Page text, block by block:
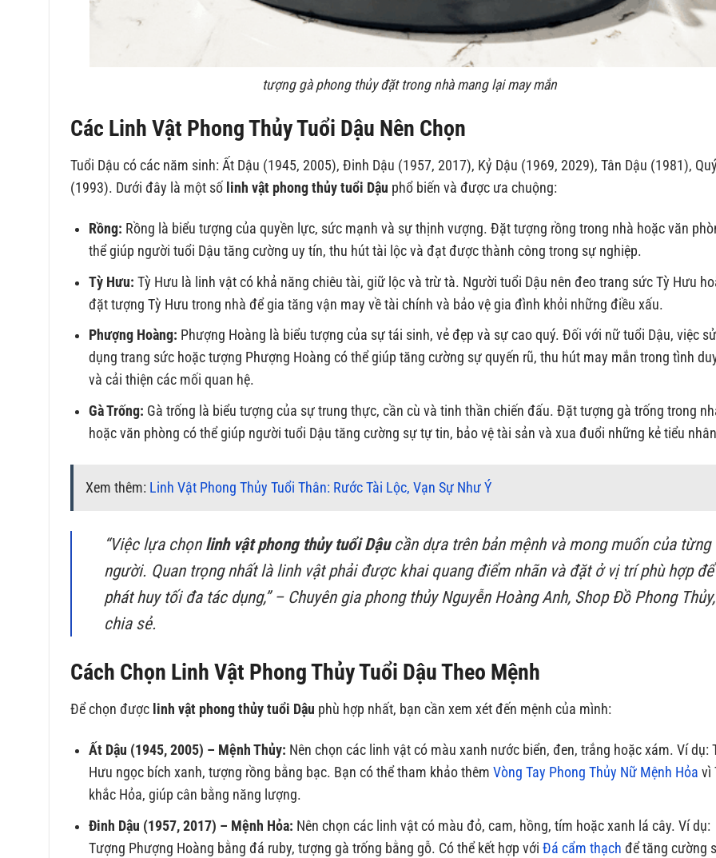
tượng gà phong thủy đặt trong nhà mang lại may mắn
Các Linh Vật Phong Thủy Tuổi Dậu Nên Chọn
Tuổi Dậu có các năm sinh: Ất Dậu (1945, 2005), Đinh Dậu (1957, 2017), Kỷ Dậu (1969, 2029), Tân Dậu (1981),
(1993). Dưới đây là một số linh vật phong thủy tuổi Dậu phổ biến và được ưa chuộng:
Rồng: Rồng là biểu tượng của quyền lực, sức mạnh và sự thịnh vượng. Đặt tượng rồng trong nhà hoặc văn
thể giúp người tuổi Dậu tăng cường uy tín, thu hút tài lộc và đạt được thành công trong sự nghiệp.
Tỳ Hưu: Tỳ Hưu là linh vật có khả năng chiêu tài, giữ lộc và trừ tà. Người tuổi Dậu nên đeo trang sức Tỳ Hưu
đặt tượng Tỳ Hưu trong nhà để gia tăng vận may về tài chính và bảo vệ gia đình khỏi những điều xấu.
Phượng Hoàng: Phượng Hoàng là biểu tượng của sự tái sinh, vẻ đẹp và sự cao quý. Đối với nữ tuổi Dậu, việc sử
dụng trang sức hoặc tượng Phượng Hoàng có thể giúp tăng cường sự quyến rũ, thu hút may mắn trong tình
và cải thiện các mối quan hệ.
Gà Trống: Gà trống là biểu tượng của sự trung thực, cần cù và tinh thần chiến đấu. Đặt tượng gà trống trong
hoặc văn phòng có thể giúp người tuổi Dậu tăng cường sự tự tin, bảo vệ tài sản và xua đuổi những kẻ tiểu
Xem thêm: Linh Vật Phong Thủy Tuổi Thân: Rước Tài Lộc, Vạn Sự Như Ý
“Việc lựa chọn linh vật phong thủy tuổi Dậucần dựa trên bản mệnh và mong muốn của từng
người. Quan trọng nhất là linh vật phải được khai quang điểm nhãn và đặt ở vị trí phù hợp để
phát huy tối đa tác dụng,” – Chuyên gia phong thủy Nguyễn Hoàng Anh, Shop Đồ Phong Thủy,
chia sẻ.
Cách Chọn Linh Vật Phong Thủy Tuổi Dậu Theo Mệnh
Để chọn được linh vật phong thủy tuổi Dậu phù hợp nhất, bạn cần xem xét đến mệnh của mình:
Ất Dậu (1945, 2005) – Mệnh Thủy: Nên chọn các linh vật có màu xanh nước biển, đen, trắng hoặc xám. Ví dụ:
Hưu ngọc bích xanh, tượng rồng bằng bạc. Bạn có thể tham khảo thêmVòng Tay Phong Thủy Nữ Mệnh Hỏa vì
khắc Hỏa, giúp cân bằng năng lượng.
Đinh Dậu (1957, 2017) – Mệnh Hỏa: Nên chọn các linh vật có màu đỏ, cam, hồng, tím hoặc xanh lá cây. Ví dụ:
Tượng Phượng Hoàng bằng đá ruby, tượng gà trống bằng gỗ. Có thể kết hợp vớiĐá cẩm thạch để tăng cường